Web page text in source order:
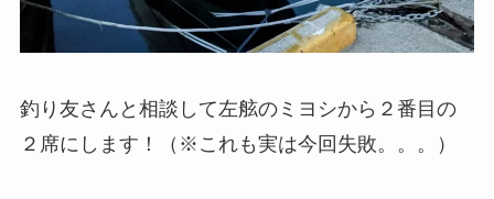
釣り友さんと相談して左舷のミヨシから２番目の
２席にします！（※これも実は今回失敗。。。）